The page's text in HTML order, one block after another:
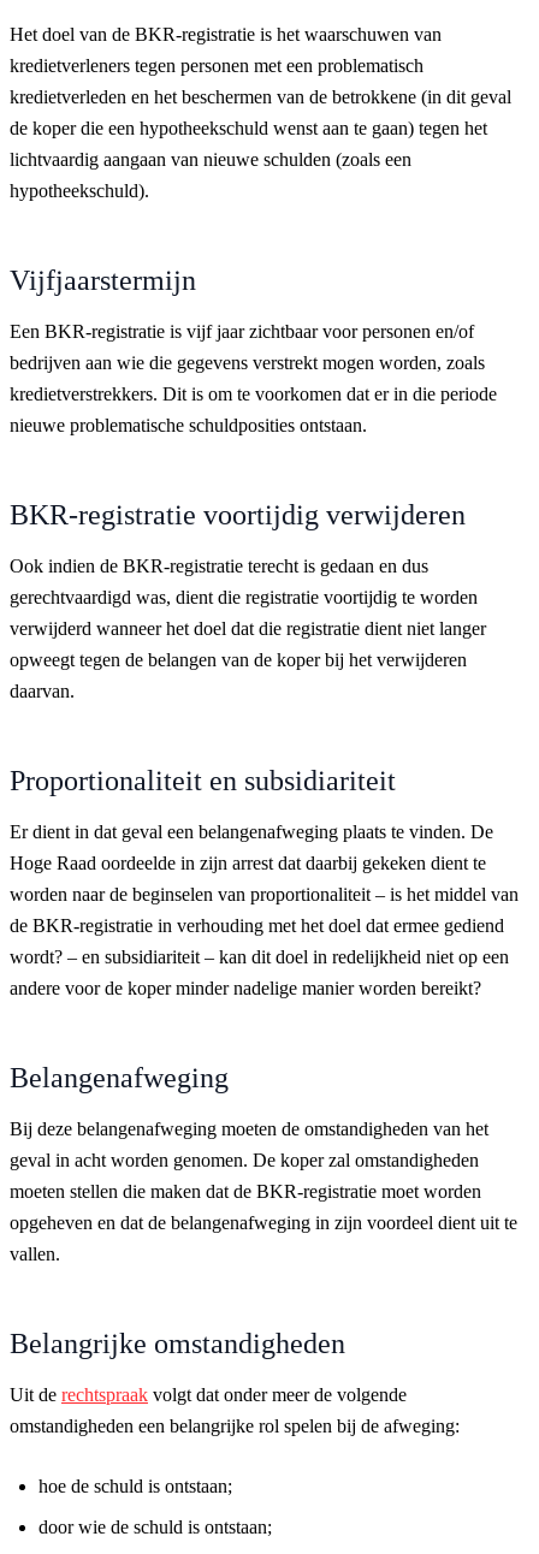
Het doel van de BKR-registratie is het waarschuwen van
kredietverleners tegen personen met een problematisch
kredietverleden en het beschermen van de betrokkene (in dit geval
de koper die een hypotheekschuld wenst aan te gaan) tegen het
lichtvaardig aangaan van nieuwe schulden (zoals een
hypotheekschuld).
Vijfjaarstermijn
Een BKR-registratie is vijf jaar zichtbaar voor personen en/of
bedrijven aan wie die gegevens verstrekt mogen worden, zoals
kredietverstrekkers. Dit is om te voorkomen dat er in die periode
nieuwe problematische schuldposities ontstaan.
BKR-registratie voortijdig verwijderen
Ook indien de BKR-registratie terecht is gedaan en dus
gerechtvaardigd was, dient die registratie voortijdig te worden
verwijderd wanneer het doel dat die registratie dient niet langer
opweegt tegen de belangen van de koper bij het verwijderen
daarvan.
Proportionaliteit en subsidiariteit
Er dient in dat geval een belangenafweging plaats te vinden. De
Hoge Raad oordeelde in zijn arrest dat daarbij gekeken dient te
worden naar de beginselen van proportionaliteit – is het middel van
de BKR-registratie in verhouding met het doel dat ermee gediend
wordt? – en subsidiariteit – kan dit doel in redelijkheid niet op een
andere voor de koper minder nadelige manier worden bereikt?
Belangenafweging
Bij deze belangenafweging moeten de omstandigheden van het
geval in acht worden genomen. De koper zal omstandigheden
moeten stellen die maken dat de BKR-registratie moet worden
opgeheven en dat de belangenafweging in zijn voordeel dient uit te
vallen.
Belangrijke omstandigheden
Uit de rechtspraak volgt dat onder meer de volgende
omstandigheden een belangrijke rol spelen bij de afweging:
hoe de schuld is ontstaan;
door wie de schuld is ontstaan;